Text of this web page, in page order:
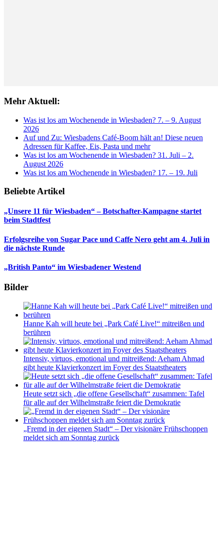
Mehr Aktuell:
Was ist los am Wochenende in Wiesbaden? 7. – 9. August
2026
Auf und Zu: Wiesbadens Café-Boom hält an! Diese neuen
Adressen für Kaffee, Eis, Pasta und mehr
Was ist los am Wochenende in Wiesbaden? 31. Juli – 2.
August 2026
Was ist los am Wochenende in Wiesbaden? 17. – 19. Juli
Beliebte Artikel
„Unsere 11 für Wiesbaden“ – Botschafter-Kampagne startet
beim Stadtfest
Erfolgsreihe von Sugar Pace und Caffe Nero geht am 4. Juli in
die nächste Runde
„British Panto“ im Wiesbadener Westend
Bilder
Hanne Kah will heute bei „Park Café Live!“ mitreißen und
berühren
Intensiv, virtuos, emotional und mitreißend: Aeham Ahmad
gibt heute Klavierkonzert im Foyer des Staatstheaters
Heute setzt sich „die offene Gesellschaft“ zusammen: Tafel
für alle auf der Wilhelmstraße feiert die Demokratie
„Fremd in der eigenen Stadt“ – Der visionäre Frühschoppen
meldet sich am Sonntag zurück